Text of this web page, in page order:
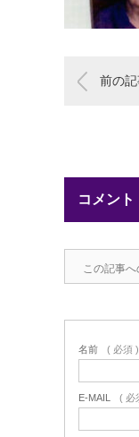
前の
コメント
この記事へ
名前 ( 必須 )
E-MAIL ( 必